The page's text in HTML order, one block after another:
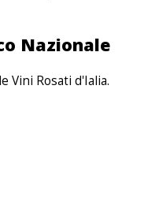
Nazionale
Vini Rosati d'Ialia.